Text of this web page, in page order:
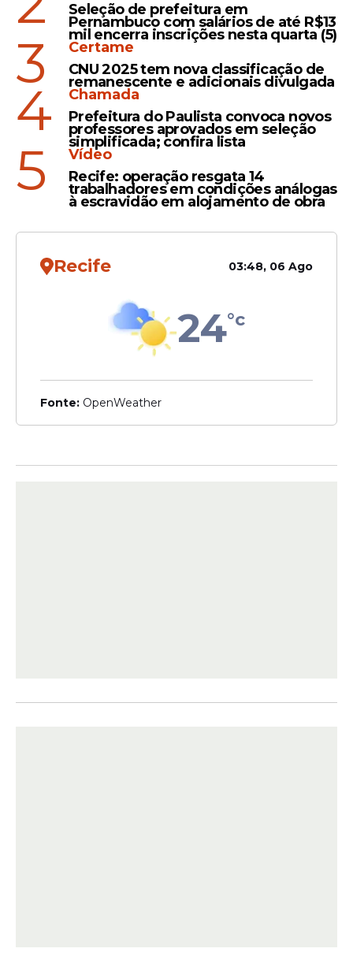
Feito
Governador em exercício
entrega casa reformada no
Recife e destaca avanços
do Programa Morar Bem
Veja Também
O diretor-presidente da Companhia
Estadual de Habitação e Obras (
Paulo Lira, destacou o impacto da
pavimentação na vida da população.
Seleção de prefeitura em
Pernambuco com salários de até R$13
mil encerra inscrições nesta quarta (5)
3
Certame
CNU 2025 tem nova classificação de
remanescente e adicionais divulgada
4
Chamada
Prefeitura do Paulista convoca novos
professores aprovados em seleção
simplificada; confira lista
5
Vídeo
Recife: operação resgata 14
trabalhadores em condições análogas
à escravidão em alojamento de obra
Recife 03:48, 06 Ago
24°c
Fonte: OpenWeather